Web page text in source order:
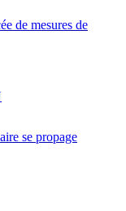
de mesures de
se propage